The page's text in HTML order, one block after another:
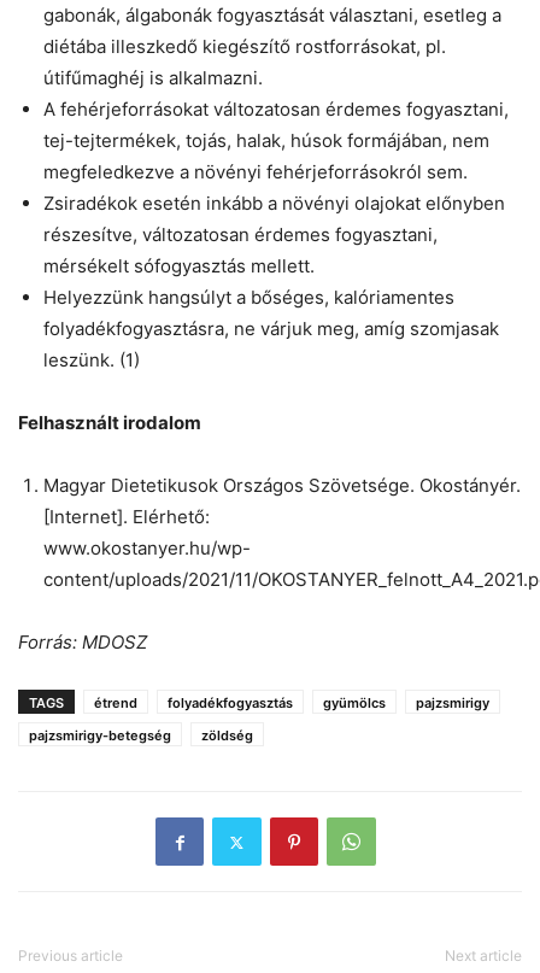
gabonák, álgabonák fogyasztását választani, esetleg a
diétába illeszkedő kiegészítő rostforrásokat, pl.
útifűmaghéj is alkalmazni.
A fehérjeforrásokat változatosan érdemes fogyasztani,
tej-tejtermékek, tojás, halak, húsok formájában, nem
megfeledkezve a növényi fehérjeforrásokról sem.
Zsiradékok esetén inkább a növényi olajokat előnyben
részesítve, változatosan érdemes fogyasztani,
mérsékelt sófogyasztás mellett.
Helyezzünk hangsúlyt a bőséges, kalóriamentes
folyadékfogyasztásra, ne várjuk meg, amíg szomjasak
leszünk. (1)
Felhasznált irodalom
Magyar Dietetikusok Országos Szövetsége. Okostányér.
[Internet]. Elérhető:
www.okostanyer.hu/wp-
content/uploads/2021/11/
Forrás: MDOSZ
TAGS étrend folyadékfogyasztás gyümölcs
pajzsmirigy
pajzsmirigy-betegség
zöldség
Previous article Next article